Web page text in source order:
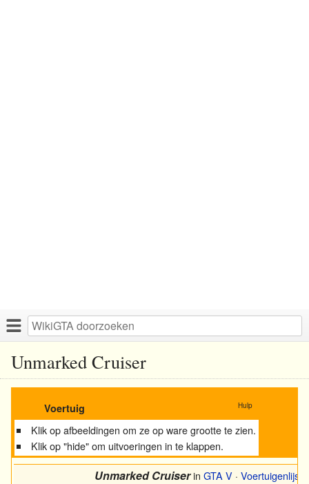
Unmarked Cruiser
Voertuig Hulp
Klik op afbeeldingen om ze op ware grootte te zien.
Klik op "hide" om uitvoeringen in te klappen.
Unmarked Cruiserin GTA V· Voertuigenlijst